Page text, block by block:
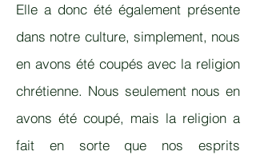
Elle a donc été également présente
dans notre culture, simplement, nous
en avons été coupés avec la religion
chrétienne. Nous seulement nous en
avons été coupé, mais la religion a
fait en sorte que nos esprits